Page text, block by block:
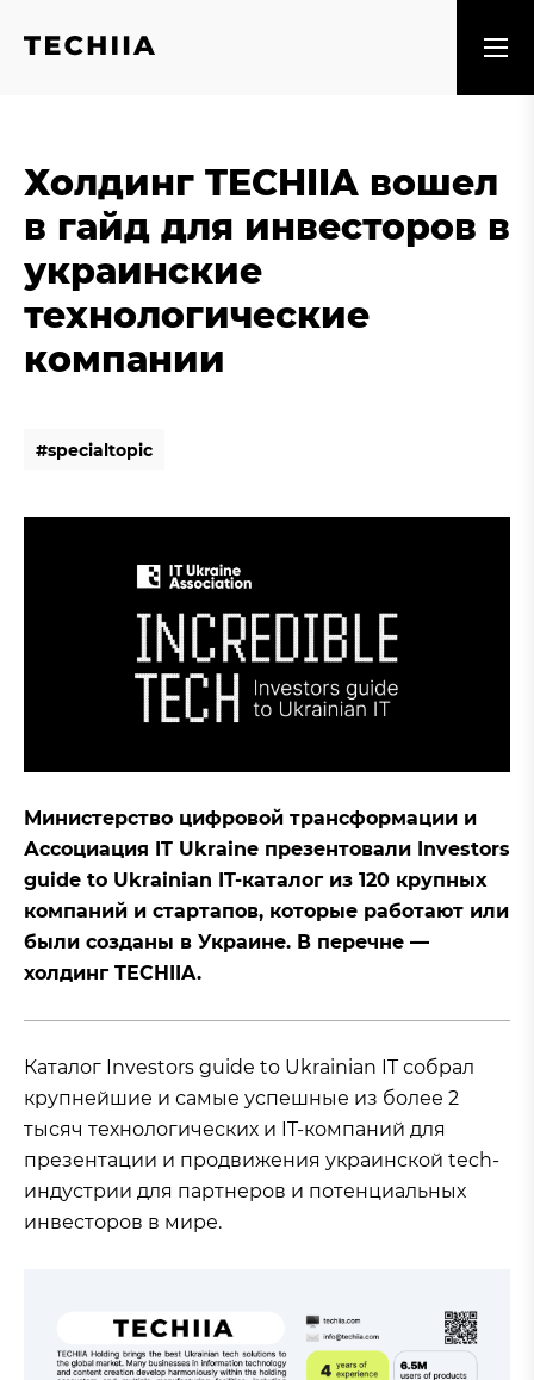
Холдинг TECHIIA вошел
в гайд для инвесторов в
украинские
технологические
компании
#specialtopic
Министерство цифровой трансформации и
Ассоциация IT Ukraine презентовали Investors
guide to Ukrainian IT-каталог из 120 крупных
компаний и стартапов, которые работают или
были созданы в Украине. В перечне —
холдинг TECHIIA.
Каталог Investors guide to Ukrainian IT собрал
крупнейшие и самые успешные из более 2
тысяч технологических и IT-компаний для
презентации и продвижения украинской tech-
индустрии для партнеров и потенциальных
инвесторов в мире.